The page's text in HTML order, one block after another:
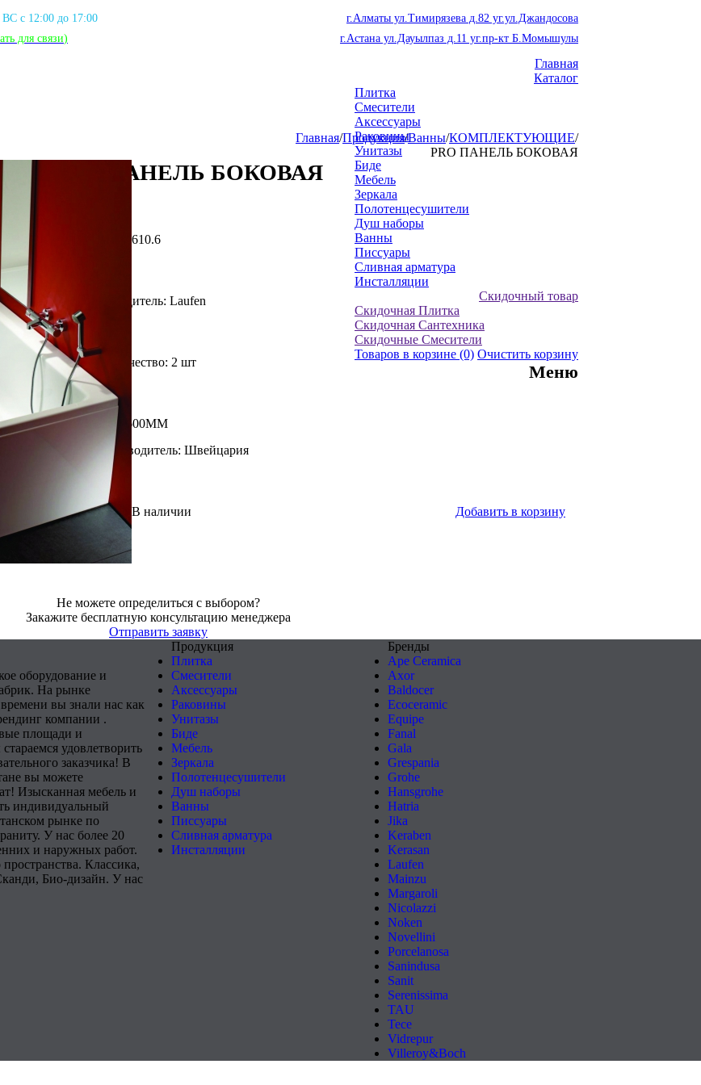
с 12:00 до 17:00
для связи)
г.Алматы ул.Тимирязева д.82 уг.ул.Джандосова
г.Астана ул.Дауылпаз д.11 уг.пр-кт Б.Момышулы
Главная
Каталог
Плитка
Смесители
Аксессуары
Раковины
Унитазы
Биде
Мебель
Зеркала
Полотенцесушители
Душ наборы
Ванны
Писсуары
Сливная арматура
Инсталляции
Скидочный товар
Скидочная Плитка
Скидочная Сантехника
Скидочные Смесители
Товаров в корзине (0) Очистить корзину
Меню
Главная/Продукция/Ванны/КОМПЛЕКТУЮЩИЕ/
PRO ПАНЕЛЬ БОКОВАЯ
PRO ПАНЕЛЬ БОКОВАЯ
Артикул: LFN_9610.6
Фирма производитель: Laufen
Доступное количество: 2 шт
Размер: 700Х600ММ
Страна производитель: Швейцария
В наличии Добавить в корзину
Не можете определиться с выбором?
Закажите бесплатную консультацию менеджера
Отправить заявку
оборудование и
На рынке
вы знали нас как
компании .
площади и
удовлетворить
заказчика! В
вы можете
Изысканная мебель и
индивидуальный
рынке по
У нас более 20
и наружных работ.
Классика,
Био-дизайн. У нас
Продукция
Плитка
Смесители
Аксессуары
Раковины
Унитазы
Биде
Мебель
Зеркала
Полотенцесушители
Душ наборы
Ванны
Писсуары
Сливная арматура
Инсталляции
Бренды
Ape Ceramica
Axor
Baldocer
Ecoceramic
Equipe
Fanal
Gala
Grespania
Grohe
Hansgrohe
Hatria
Jika
Keraben
Kerasan
Laufen
Mainzu
Margaroli
Nicolazzi
Noken
Novellini
Porcelanosa
Sanindusa
Sanit
Serenissima
TAU
Tece
Vidrepur
Villeroy&Boch